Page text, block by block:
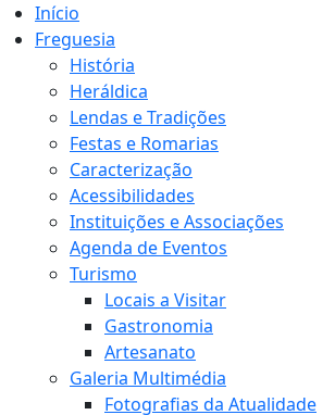
Início
Freguesia
História
Heráldica
Lendas e Tradições
Festas e Romarias
Caracterização
Acessibilidades
Instituições e Associações
Agenda de Eventos
Turismo
Locais a Visitar
Gastronomia
Artesanato
Galeria Multimédia
Fotografias da Atualidade